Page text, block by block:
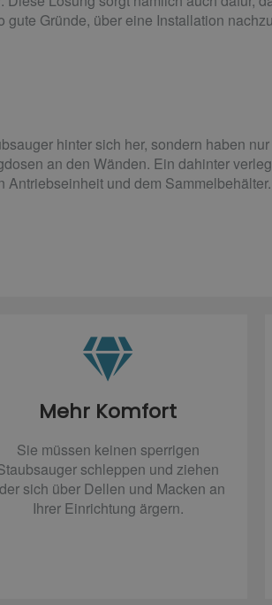
Gründe, über eine Installation
hinter sich her, sondern haben
an den Wänden. Ein dahinter
und dem
Mehr Komfort
Sie müssen keinen sperrigen
schleppen und ziehen
sich über Dellen und Macken an
Ihrer Einrichtung ärgern.